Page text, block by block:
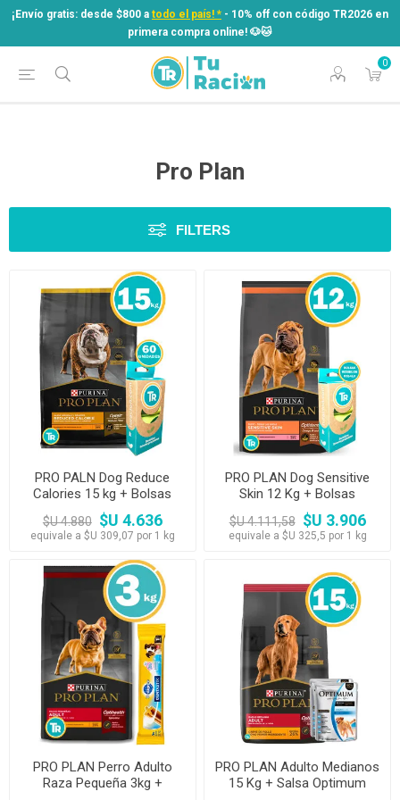
¡Envío gratis: desde $800 a todo el país! * - 10% off con código TR2026 en
primera compra online! ​🐶​🐱
0
¡Envío gratis: desde $800 atodo el país! *
- 10% off con código TR2026 en
primera compra online! ​🐶​🐱
Pro Plan
FILTERS
PRO PALN Dog Reduce
Calories 15 kg + Bolsas
$U 4.880 $U 4.636
equivale a $U 309,07 por 1 kg
PRO PLAN Dog Sensitive
Skin 12 Kg + Bolsas
$U 4.111,58 $U 3.906
equivale a $U 325,5 por 1 kg
PRO PLAN Perro Adulto
Raza Pequeña 3kg +
PRO PLAN Adulto Medianos
15 Kg + Salsa Optimum